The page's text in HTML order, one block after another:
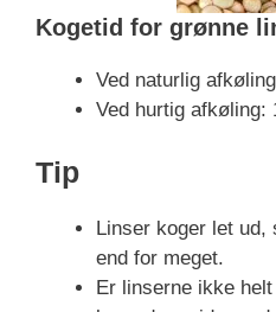
Kogetid for grønne
Ved naturlig
Ved hurtig afkøling:
Tip
Linser koger let ud,
end for meget.
Er linserne ikke